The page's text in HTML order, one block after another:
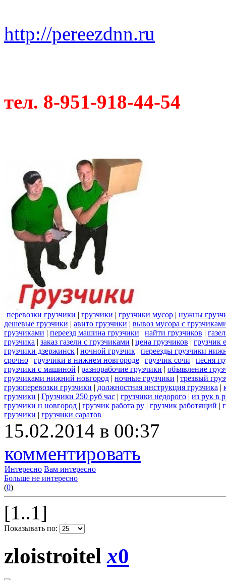
http://pereezdnn.ru
тел. 8-951-918-44-54
перевозки грузчики | грузчики | грузчики мусор | нужны
дешевые грузчики | авито грузчики | вывоз мусора с
грузчиками | переезд машина грузчики | найти грузчиков |
грузчика | заказ газели с грузчиками | цена грузчиков | грузчик
грузчики дзержинск | ночной грузчик | переезды грузчики
срочно | грузчики в нижнем новгороде | грузчик сочи | песня
грузчики с машиной | разнорабочие грузчики | объявление
грузчиками нижний новгород | ночные грузчики | трезвый
грузоперевозки грузчики | должностная инструкция грузчика |
грузчики | Грузчики 250 руб час | грузчики недорого | из рук в
грузчики н новгород | грузчик работа ру | грузчик работящий |
грузчики | грузчики саратов
15.02.2014 в 00:37
комментировать
Интересно Вам интересно
Больше не интересно
(0)
[1..1]
Показывать по:
zloistroitelx0